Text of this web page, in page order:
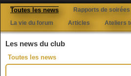
Toutes les news Rapports de soirées
La vie du forum
Articles Ateliers
Les news du club
Toutes les news